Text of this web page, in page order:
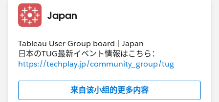
IdeaExchange プラットフォームとは、お客様からの製
ムとなっており、製品へのアイデアを Trailblazer コミュ
ニティや Salesforce の製品マネージャーと共有すること
が可能です。 Idea の閲覧についてはログイン不要です
が、それ以外のアクション（新規 Idea の投稿、既存
Idea への Upvote やコメント）を実施するためには、
Japan
Tableau User Group board | Japan
日本のTUG最新イベント情報はこちら：
https://techplay.jp/community_group/tug
来自该小组的更多内容